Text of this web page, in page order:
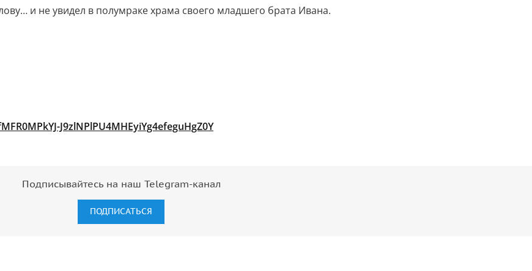
и не увидел в полумраке храма своего младшего брата Ивана.
J9zlNPlPU4MHEyiYg4efeguHgZ0Y
Подписывайтесь на наш Telegram-канал
ПОДПИСАТЬСЯ